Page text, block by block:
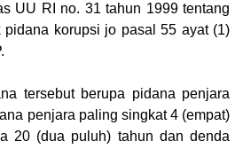
UU RI no. 31 tahun 1999 tentang
pidana korupsi jo pasal 55 ayat (1)
tersebut berupa pidana penjara
penjara paling singkat 4 (empat)
20 (dua puluh) tahun dan denda